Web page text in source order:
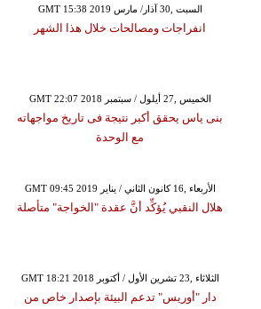
GMT 15:38 2019 السبت ,30 آذار/ مارس
انفراجات ومصالحات خلال هذا الشهر
GMT 22:07 2018 الخميس ,27 أيلول / سبتمبر
بنى ياس يحقق أكبر نتيجة فى تاريخ مواجهاته
مع الوحدة
GMT 09:45 2019 الأربعاء ,16 كانون الثاني / يناير
هلال النقبي يُؤكِّد أنَّ عقدة "الخواجة" متأصلة
GMT 18:21 2018 الثلاثاء ,23 تشرين الأول / أكتوبر
دار "أوريس" تدعم البيئة بإصدار خاص من